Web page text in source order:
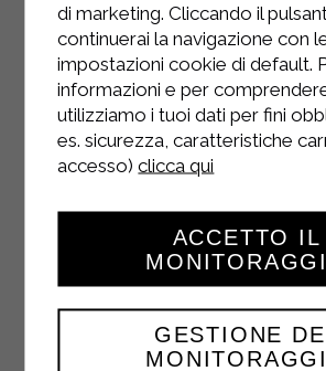
INSTAGRAM
FACEBOOK
di marketing. Cliccando il
continuerai la navigazione con
impostazioni cookie di default.
informazioni e per
utilizziamo i tuoi dati per fini
es. sicurezza, caratteristiche
accesso)clicca qui
GESTIONE
ACCETTO IL